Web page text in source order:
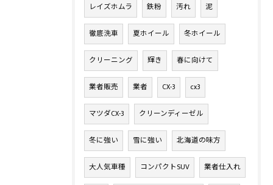
レイズホムラ 鉄粉 汚れ 泥
徹底洗車 夏ホイール 冬ホイール
クリーニング 輝き 春に向けて
業者販売 業者 CX-3 cx3
マツダCX-3 クリーンディーゼル
冬に強い 雪に強い 北海道の味方
大人気車種 コンパクトSUV 業者仕入れ